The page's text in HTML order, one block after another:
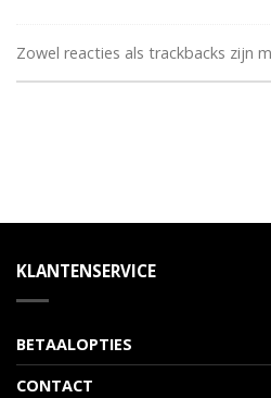
Zowel reacties als trackbacks zijn
KLANTENSERVICE
BETAALOPTIES
CONTACT